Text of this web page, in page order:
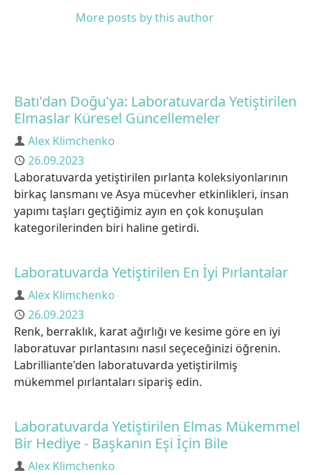
More posts by this author
Batı'dan Doğu'ya: Laboratuvarda Yetiştirilen
Elmaslar Küresel Güncellemeler
Author
Alex Klimchenko
Published
26.09.2023
Laboratuvarda yetiştirilen pırlanta koleksiyonlarının
birkaç lansmanı ve Asya mücevher etkinlikleri, insan
yapımı taşları geçtiğimiz ayın en çok konuşulan
kategorilerinden biri haline getirdi.
Laboratuvarda Yetiştirilen En İyi Pırlantalar
Author
Alex Klimchenko
Published
26.09.2023
Renk, berraklık, karat ağırlığı ve kesime göre en iyi
laboratuvar pırlantasını nasıl seçeceğinizi öğrenin.
Labrilliante'den laboratuvarda yetiştirilmiş
mükemmel pırlantaları sipariş edin.
Laboratuvarda Yetiştirilen Elmas Mükemmel
Bir Hediye - Başkanın Eşi İçin Bile
Author
Alex Klimchenko